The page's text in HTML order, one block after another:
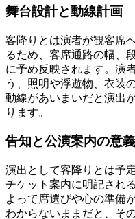
舞台設計と動線計画
客降りとは演者が観客席
るため、客席通路の幅、
に予め反映されます。演
う、照明や浮遊物、衣装
動線があいまいだと演出
ります。
告知と公演案内の意義
演出として客降りとは予
チケット案内に明記され
よって席選びや心の準備
わからないままだと、そ